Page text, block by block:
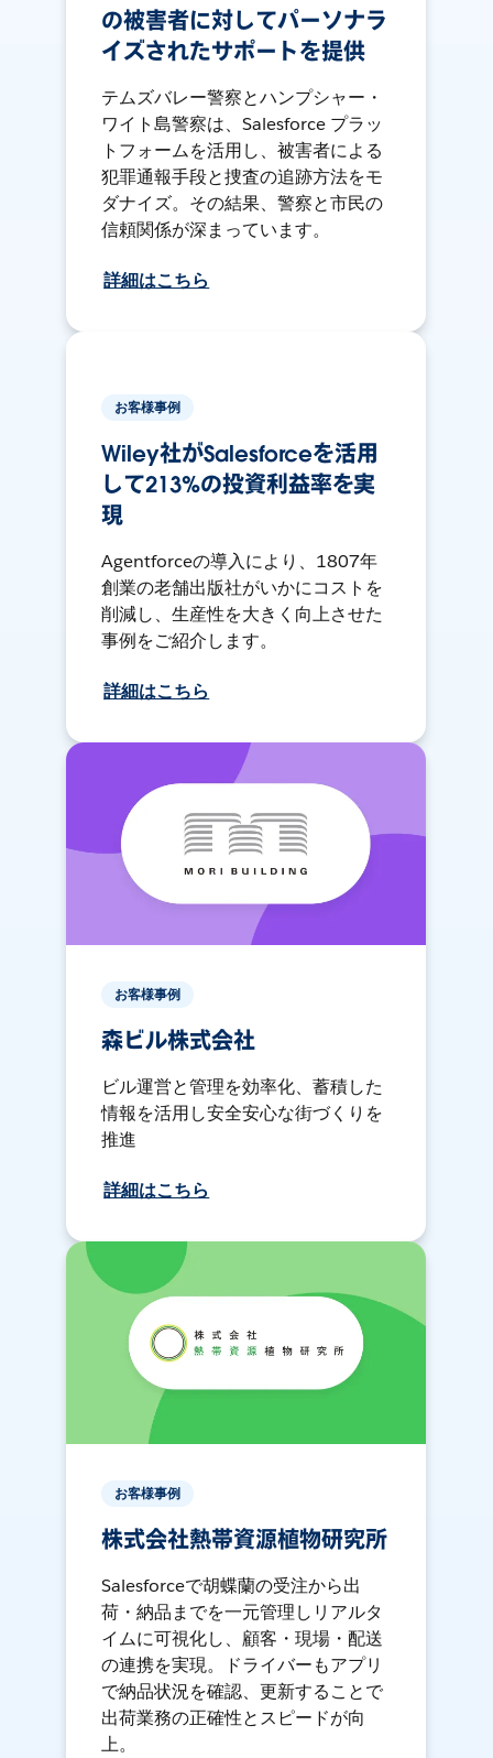
の被害者に対してパーソナラ
イズされたサポートを提供
テムズバレー警察とハンプシャー・
ワイト島警察は、Salesforce プラッ
トフォームを活用し、被害者による
犯罪通報手段と捜査の追跡方法をモ
ダナイズ。その結果、警察と市民の
信頼関係が深まっています。
詳細はこちら
お客様事例
Wiley社がSalesforceを活用
して213%の投資利益率を実
現
Agentforceの導入により、1807年
創業の老舗出版社がいかにコストを
削減し、生産性を大きく向上させた
事例をご紹介します。
詳細はこちら
お客様事例
森ビル株式会社
ビル運営と管理を効率化、蓄積した
情報を活用し安全安心な街づくりを
推進
詳細はこちら
お客様事例
株式会社熱帯資源植物研究所
Salesforceで胡蝶蘭の受注から出
荷・納品までを一元管理しリアルタ
イムに可視化し、顧客・現場・配送
の連携を実現。ドライバーもアプリ
で納品状況を確認、更新することで
出荷業務の正確性とスピードが向
上。